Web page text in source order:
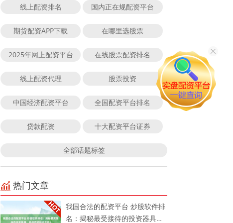
线上配资排名 国内正在规配资平台
期货配资APP下载 在哪里选股票
2025年网上配资平台 在线股票配资排名
线上配资代理 股票投资
中国经济配资平台 全国配资平台排名
贷款配资 十大配资平台证券
全部话题标签
热门文章
我国合法的配资平台 炒股软件排
名：揭秘最受接待的投资器具，